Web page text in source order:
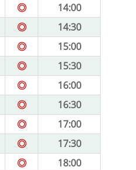
◎
14:00
◎
14:30
◎
15:00
◎
15:30
◎
16:00
◎
16:30
◎
17:00
◎
17:30
◎
18:00